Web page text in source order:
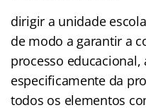
dirigir a unidade
de modo a garantir a
processo
especificamente da
todos os elementos